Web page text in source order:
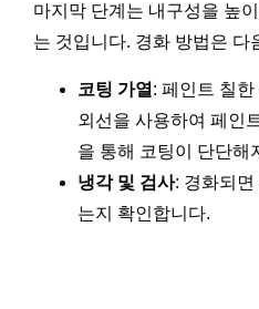
마지막 단계는 내구성을 높
는 것입니다. 경화 방법은 다
코팅 가열 : 페인트 칠
외선을 사용하여 페인
을 통해 코팅이 단단해
냉각 및 검사: 경화되면
는지 확인합니다.